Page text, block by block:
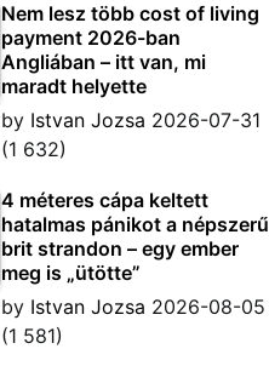
Nem lesz több cost of living
payment 2026-ban
Angliában – itt van, mi
maradt helyette
by Istvan Jozsa 2026-07-31
(1 632)
4 méteres cápa keltett
hatalmas pánikot a népszerű
brit strandon – egy ember
meg is „ütötte”
by Istvan Jozsa 2026-08-05
(1 581)